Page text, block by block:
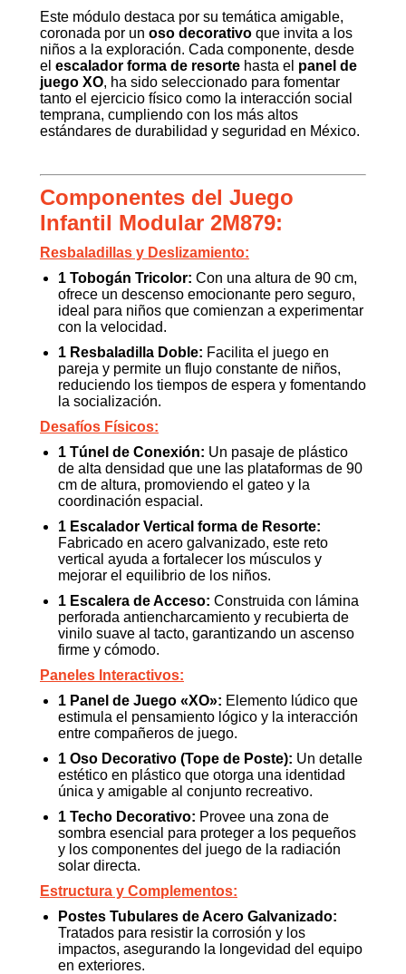
Este módulo destaca por su temática amigable,
coronada por un oso decorativo que invita a los
niños a la exploración. Cada componente, desde
el escalador forma de resorte hasta el panel de
juego XO, ha sido seleccionado para fomentar
tanto el ejercicio físico como la interacción social
temprana, cumpliendo con los más altos
estándares de durabilidad y seguridad en México.
Componentes del Juego
Infantil Modular 2M879:
Resbaladillas y Deslizamiento:
1 Tobogán Tricolor: Con una altura de 90 cm,
ofrece un descenso emocionante pero seguro,
ideal para niños que comienzan a experimentar
con la velocidad.
1 Resbaladilla Doble: Facilita el juego en
pareja y permite un flujo constante de niños,
reduciendo los tiempos de espera y fomentando
la socialización.
Desafíos Físicos:
1 Túnel de Conexión: Un pasaje de plástico
de alta densidad que une las plataformas de 90
cm de altura, promoviendo el gateo y la
coordinación espacial.
1 Escalador Vertical forma de Resorte:
Fabricado en acero galvanizado, este reto
vertical ayuda a fortalecer los músculos y
mejorar el equilibrio de los niños.
1 Escalera de Acceso: Construida con lámina
perforada antiencharcamiento y recubierta de
vinilo suave al tacto, garantizando un ascenso
firme y cómodo.
Paneles Interactivos:
1 Panel de Juego «XO»: Elemento lúdico que
estimula el pensamiento lógico y la interacción
entre compañeros de juego.
1 Oso Decorativo (Tope de Poste): Un detalle
estético en plástico que otorga una identidad
única y amigable al conjunto recreativo.
1 Techo Decorativo: Provee una zona de
sombra esencial para proteger a los pequeños
y los componentes del juego de la radiación
solar directa.
Estructura y Complementos:
Postes Tubulares de Acero Galvanizado:
Tratados para resistir la corrosión y los
impactos, asegurando la longevidad del equipo
en exteriores.